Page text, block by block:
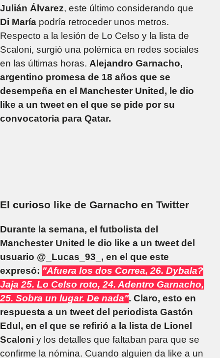
Julián Álvarez, este último considerando que
Di María podría retroceder unos metros.
Respecto a la lesión de Lo Celso y la lista de
Scaloni, surgió una polémica en redes sociales
en las últimas horas. Alejandro Garnacho,
argentino promesa de 18 años que se
desempeña en el Manchester United, le dio
like a un tweet en el que se pide por su
convocatoria para Qatar.
El curioso like de Garnacho en Twitter
Durante la semana, el futbolista del
Manchester United le dio like a un tweet del
usuario @_Lucas_93_, en el que este
expresó: "Afuera los dos Correa, 26. Dybala?
Jaja 25. Lo Celso roto, 24. Adentro Garnacho,
25. Sobra un lugar. De nada". Claro, esto en
respuesta a un tweet del periodista Gastón
Edul, en el que se refirió a la lista de Lionel
Scaloni y los detalles que faltaban para que se
confirme la nómina. Cuando alguien da like a un